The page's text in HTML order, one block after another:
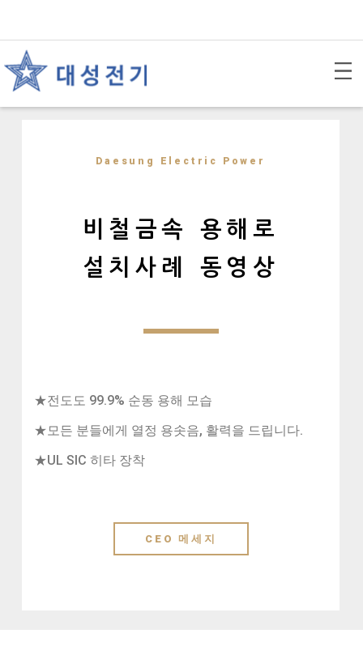
Daesung Electric Power
비 철 금속 용 해 로
설 치 사 례 동 영 상
★전도도 99.9% 순동 용해 모습
★모든 분들에게 열정 용솟음, 활력을 드립니다.
★UL SIC 히타 장착
CEO 메세지